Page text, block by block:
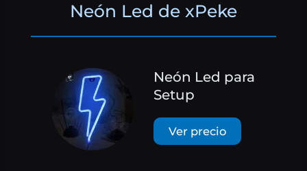
Neón Led de xPeke
Neón Led para
Setup
Ver precio